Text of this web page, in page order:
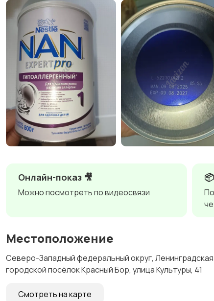
Онлайн-показ 🎥
Можно посмотреть по видеосвязи
Местоположение
Северо-Западный федеральный округ,
городской посёлок Красный Бор, улица Культуры, 41
Смотреть на карте